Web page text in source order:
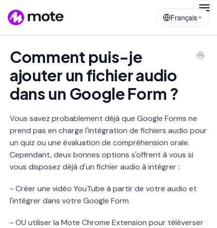
Français
Comment puis-je
ajouter un fichier audio
dans un Google Form ?
Vous savez probablement déjà que Google Forms ne
prend pas en charge l'intégration de fichiers audio pour
un quiz ou une évaluation de compréhension orale.
Cependant, deux bonnes options s'offrent à vous si
vous disposez déjà d'un fichier audio à intégrer :
- Créer une vidéo YouTube à partir de votre audio et
l'intégrer dans votre Google Form
- OU utiliser la Mote Chrome Extension pour téléverser